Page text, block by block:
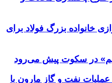
خانواده بزرگ فولاد برای
در سکوت پیش می‌رود
نفت و گاز مارون با